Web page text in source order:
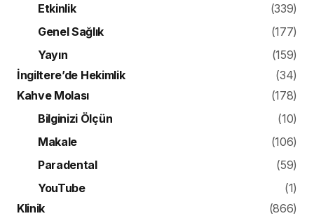
Etkinlik
(339)
Genel Sağlık
(177)
Yayın
(159)
İngiltere’de Hekimlik
(34)
Kahve Molası
(178)
Bilginizi Ölçün
(10)
Makale
(106)
Paradental
(59)
YouTube
(1)
Klinik
(866)